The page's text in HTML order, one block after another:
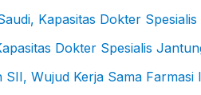
Dokter Spesialis